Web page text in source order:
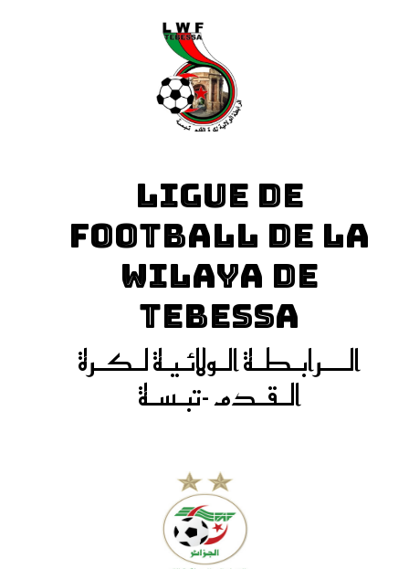
LIGUE DE
FOOTBALL DE LA
WILAYA DE
TEBESSA
الـــرابـطـة الـولائـيـة لـكـرة
الـقـدم -تبـسـة